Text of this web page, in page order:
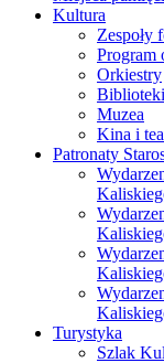
Kultura
Zespoły
Program
Orkiestry
Biblioteki
Muzea
Kina i
Patronaty
Turystyka
Szlak